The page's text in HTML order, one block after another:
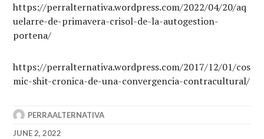
https://perralternativa.wordpress.com/2022/04/20/aq
uelarre-de-primavera-crisol-de-la-autogestion-
portena/
https://perralternativa.wordpress.com/2017/12/01/cos
mic-shit-cronica-de-una-convergencia-contracultural/
PERRAALTERNATIVA
JUNE 2, 2022